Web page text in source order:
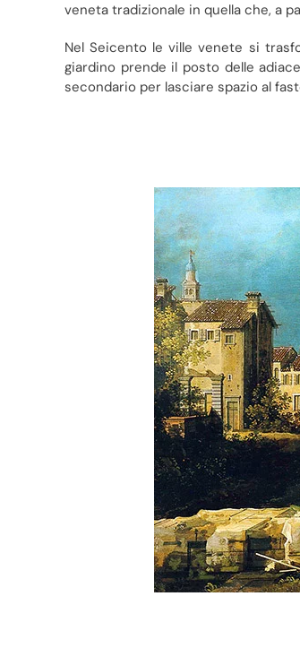
veneta tradizionale in quella che, a
Nel Seicento le ville venete si
giardino prende il posto delle
secondario per lasciare spazio al